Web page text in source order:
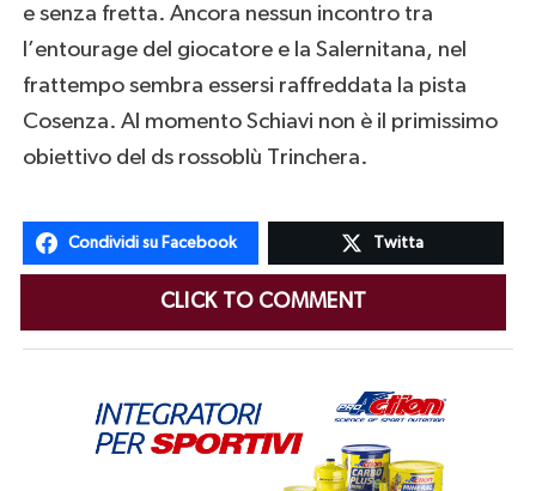
e senza fretta. Ancora nessun incontro tra
l’entourage del giocatore e la Salernitana, nel
frattempo sembra essersi raffreddata la pista
Cosenza. Al momento Schiavi non è il primissimo
obiettivo del ds rossoblù Trinchera.
Condividi su Facebook Twitta
CLICK TO COMMENT